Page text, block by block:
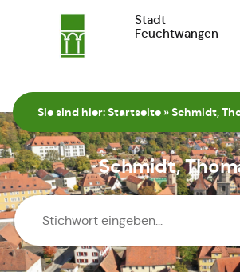
Stadt
Feuchtwangen
Sie sind hier:Startseite »Schmidt,
Schmidt,